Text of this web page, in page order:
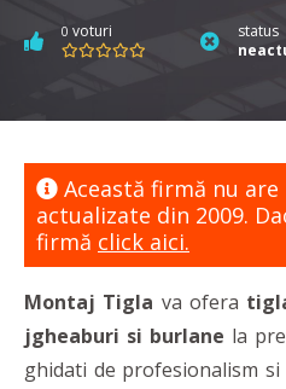
0 voturi
status
Această firmă nu
actualizate din 2009.
firmă click aici.
Montaj Tigla va ofera
jgheaburi si burlane la
ghidati de profesionalism